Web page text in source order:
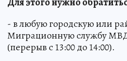
- в любую городскую или
Миграционную службу МВД
(перерыв с 13:00 до 14:00).